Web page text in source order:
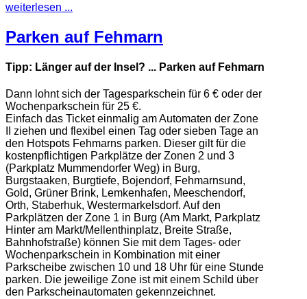
weiterlesen ...
Parken auf Fehmarn
Tipp: Länger auf der Insel? ... Parken auf Fehmarn
Dann lohnt sich der Tagesparkschein für 6 € oder der
Wochenparkschein für 25 €.
Einfach das Ticket einmalig am Automaten der Zone
II ziehen und flexibel einen Tag oder sieben Tage an
den Hotspots Fehmarns parken. Dieser gilt für die
kostenpflichtigen Parkplätze der Zonen 2 und 3
(Parkplatz Mummendorfer Weg) in Burg,
Burgstaaken, Burgtiefe, Bojendorf, Fehmarnsund,
Gold, Grüner Brink, Lemkenhafen, Meeschendorf,
Orth, Staberhuk, Westermarkelsdorf. Auf den
Parkplätzen der Zone 1 in Burg (Am Markt, Parkplatz
Hinter am Markt/Mellenthinplatz, Breite Straße,
Bahnhofstraße) können Sie mit dem Tages- oder
Wochenparkschein in Kombination mit einer
Parkscheibe zwischen 10 und 18 Uhr für eine Stunde
parken. Die jeweilige Zone ist mit einem Schild über
den Parkscheinautomaten gekennzeichnet.